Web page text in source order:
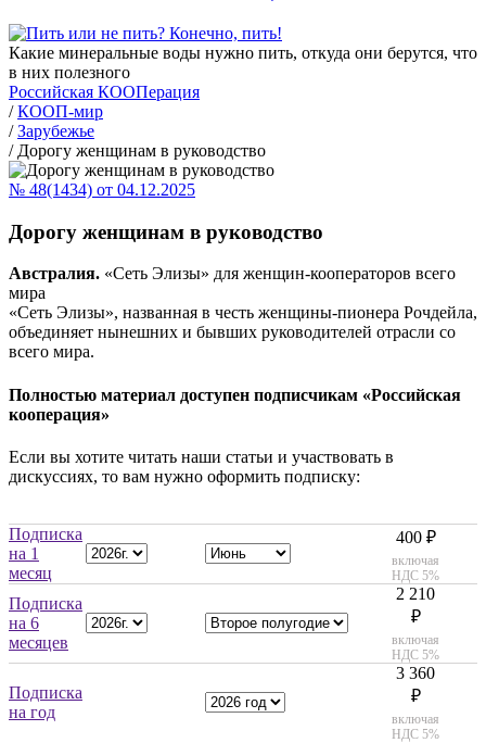
Какие минеральные воды нужно пить, откуда они берутся, что
в них полезного
Российская КООПерация
/ КООП-мир
/ Зарубежье
/ Дорогу женщинам в руководство
№ 48(1434) от 04.12.2025
Дорогу женщинам в руководство
Австралия. «Сеть Элизы» для женщин-кооператоров всего
мира
«Сеть Элизы», названная в честь женщины-пионера Рочдейла,
объединяет нынешних и бывших руководителей отрасли со
всего мира.
Полностью материал доступен подписчикам «Российская
кооперация»
Если вы хотите читать наши статьи и участвовать в
дискуссиях, то вам нужно оформить подписку:
Подписка
на 1
месяц
400 ₽
включая
НДС 5%
Подписка
на 6
месяцев
2 210
₽
включая
НДС 5%
Подписка
на год
3 360
₽
включая
НДС 5%